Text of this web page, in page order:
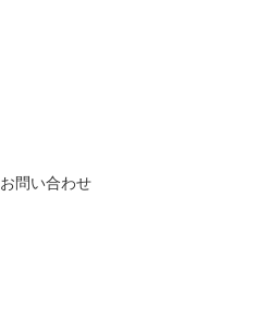
お問い合わせ